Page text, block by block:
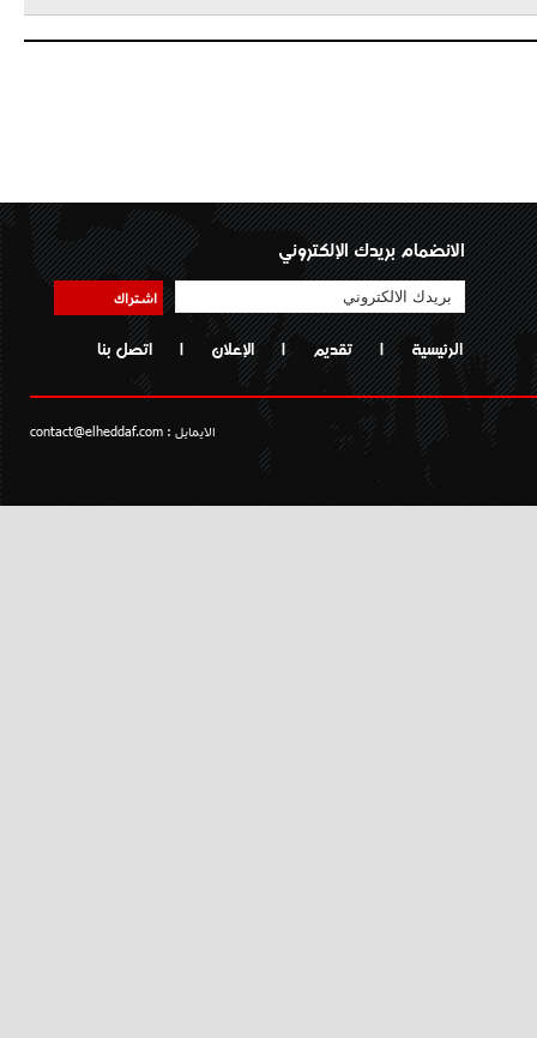
الانضمام بريدك الإلكتروني
اشتراك
الرئيسية | تقديم | الإعلان | اتصل بنا
الايمايل : contact@elheddaf.com